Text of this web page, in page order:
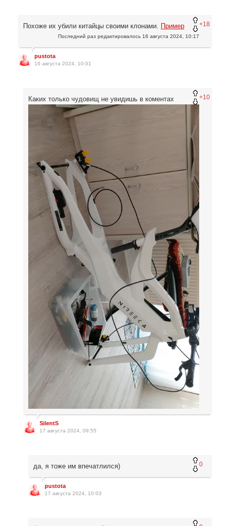
+18
Похоже их убили китайцы своими клонами. Пример
Последний раз редактировалось 16 августа 2024, 10:17
pustota
16 августа 2024, 10:01
+10
Каких только чудовищ не увидишь в коментах
SilentS
17 августа 2024, 09:55
0
да, я тоже им впечатлился)
pustota
17 августа 2024, 10:03